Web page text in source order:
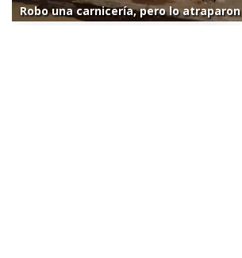
Robo una carnicería, pero lo atraparon